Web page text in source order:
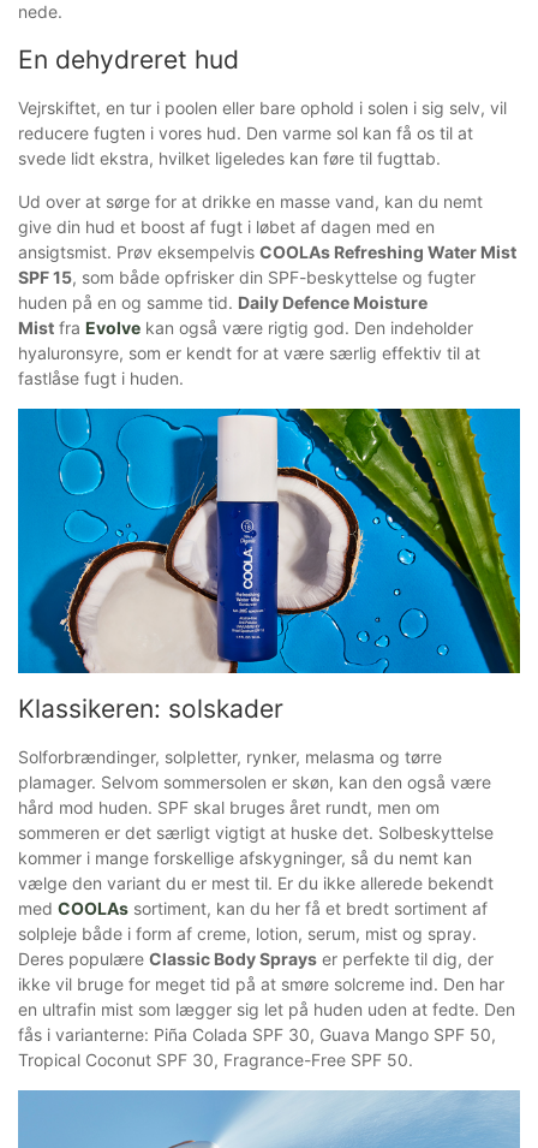
nede.
En dehydreret hud
Vejrskiftet, en tur i poolen eller bare ophold i solen i sig selv, vil
reducere fugten i vores hud. Den varme sol kan få os til at
svede lidt ekstra, hvilket ligeledes kan føre til fugttab.
Ud over at sørge for at drikke en masse vand, kan du nemt
give din hud et boost af fugt i løbet af dagen med en
ansigtsmist. Prøv eksempelvis COOLAs Refreshing Water Mist
SPF 15, som både opfrisker din SPF-beskyttelse og fugter
huden på en og samme tid. Daily Defence Moisture
Mist fra Evolve kan også være rigtig god. Den indeholder
hyaluronsyre, som er kendt for at være særlig effektiv til at
fastlåse fugt i huden.
Klassikeren: solskader
Solforbrændinger, solpletter, rynker, melasma og tørre
plamager. Selvom sommersolen er skøn, kan den også være
hård mod huden. SPF skal bruges året rundt, men om
sommeren er det særligt vigtigt at huske det. Solbeskyttelse
kommer i mange forskellige afskygninger, så du nemt kan
vælge den variant du er mest til. Er du ikke allerede bekendt
med COOLAs sortiment, kan du her få et bredt sortiment af
solpleje både i form af creme, lotion, serum, mist og spray.
Deres populære Classic Body Sprays er perfekte til dig, der
ikke vil bruge for meget tid på at smøre solcreme ind. Den har
en ultrafin mist som lægger sig let på huden uden at fedte. Den
fås i varianterne: Piña Colada SPF 30, Guava Mango SPF 50,
Tropical Coconut SPF 30, Fragrance-Free SPF 50.⁠